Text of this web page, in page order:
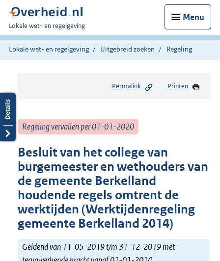
Menu
U
bent
hier:
Lokale wet- en regelgeving
Lokale wet- en regelgeving Uitgebreid zoeken Regeling
Permalink Printen
Regeling vervallen per 01-01-2020
Besluit van het college van
burgemeester en wethouders van
de gemeente Berkelland
houdende regels omtrent de
werktijden (Werktijdenregeling
gemeente Berkelland 2014)
Geldend van 11-05-2019 t/m 31-12-2019 met